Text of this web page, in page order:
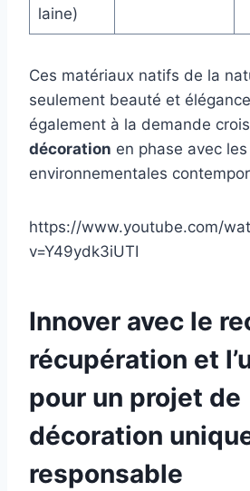
laine)
Ces matériaux natifs de la
seulement beauté et
également à la demande
décoration en phase avec
environnementales
https://www.youtube.com/
v=Y49ydk3iUTI
Innover avec le
récupération et
pour un projet de
décoration
responsable